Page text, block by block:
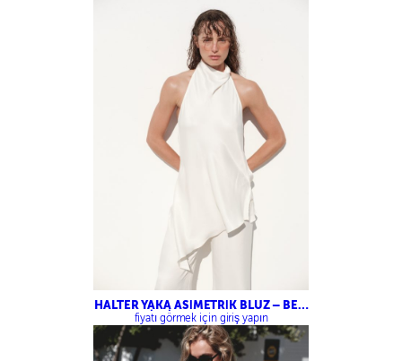
HALTER YAKA ASİMETRİK BLUZ – BELİ
LASTİKLİ SATEN PANTOLON
fiyatı görmek için giriş yapın